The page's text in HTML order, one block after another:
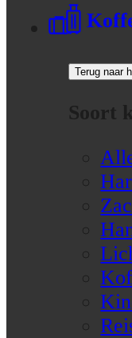
Terug naar
Soort